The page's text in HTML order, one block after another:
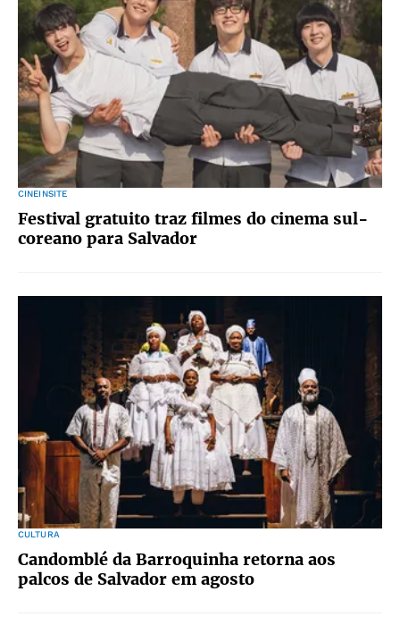
CINEINSITE
Festival gratuito traz filmes do cinema sul-
coreano para Salvador
CULTURA
Candomblé da Barroquinha retorna aos
palcos de Salvador em agosto